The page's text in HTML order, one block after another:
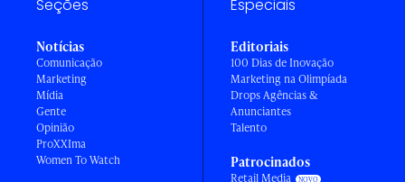
Seções
Notícias
Comunicação
Marketing
Mídia
Gente
Opinião
ProXXIma
Women To Watch
Especiais
Editoriais
100 Dias de Inovação
Marketing na Olimpíada
Drops Agências &
Anunciantes
Talento
Patrocinados
Retail Media